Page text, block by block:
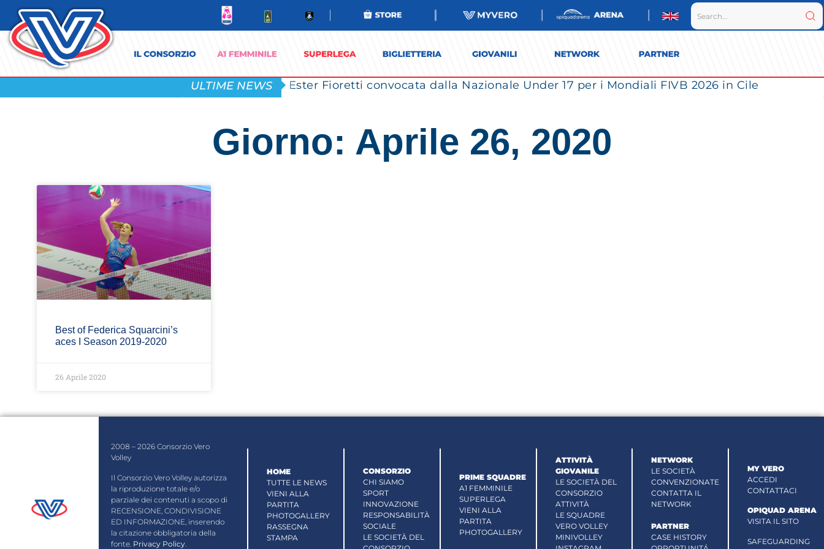
ULTIME NEWS Ester Fioretti convocata dalla Nazionale Under 17 per i Mondiali FIVB 2026 in Cile
Giorno: Aprile 26, 2020
Best of Federica Squarcini’s
aces I Season 2019-2020
26 Aprile 2020
2008 – 2026 Consorzio Vero
Volley
Il Consorzio Vero Volley autorizza
la riproduzione totale e/o
parziale dei contenuti a scopo di
RECENSIONE, CONDIVISIONE
ED INFORMAZIONE, inserendo
la citazione obbligatoria della
fonte. Privacy Policy
HOME
TUTTE LE NEWS
VIENI ALLA
PARTITA
PHOTOGALLERY
RASSEGNA
STAMPA
CONSORZIO
CHI SIAMO
SPORT
INNOVAZIONE
RESPONSABILITÀ
SOCIALE
LE SOCIETÀ DEL
PRIME SQUADRE
A1 FEMMINILE
SUPERLEGA
VIENI ALLA
PARTITA
PHOTOGALLERY
ATTIVITÀ
GIOVANILE
LE SOCIETÀ DEL
CONSORZIO
ATTIVITÀ
LE SQUADRE
VERO VOLLEY
MINIVOLLEY
NETWORK
LE SOCIETÀ
CONVENZIONATE
CONTATTA IL
NETWORK
PARTNER
CASE HISTORY
MY VERO
ACCEDI
CONTATTACI
OPIQUAD ARENA
VISITA IL SITO
SAFEGUARDING